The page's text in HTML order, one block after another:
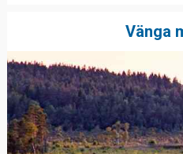
Vänga